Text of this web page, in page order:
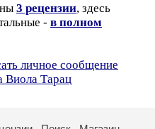
3 рецензии, здесь
- в полном
личное сообщение
Виола Тарац